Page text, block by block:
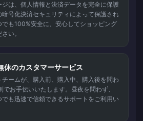
は、個人情報と決済データを完全に保護
号化決済セキュリティによって保護され
でも100%安全に、安心してショッピング
い。
休のカスタマーサービス
ームが、購入前、購入中、購入後を問わ
お手伝いいたします。昼夜を問わず、
でも迅速で信頼できるサポートをご利用い